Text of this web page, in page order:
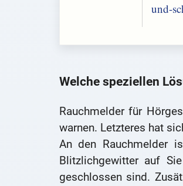
und-
Welche speziellen
Rauchmelder für
warnen. Letzteres hat
An den Rauchmelder
Blitzlichgewitter auf
geschlossen sind.